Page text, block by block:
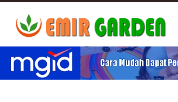
Blog Emir Garden